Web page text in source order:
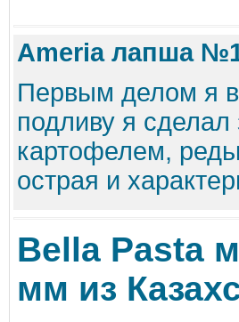
Ameria лапша
Первым делом я
подливу я
картофелем,
острая и
Bella Pasta
мм из